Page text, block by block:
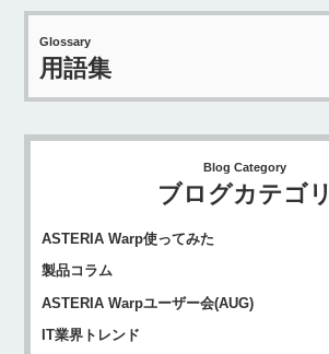
Glossary
用語集
Blog Category
ブログカテゴリ
ASTERIA Warp使ってみた
製品コラム
ASTERIA Warpユーザー会(AUG)
IT業界トレンド